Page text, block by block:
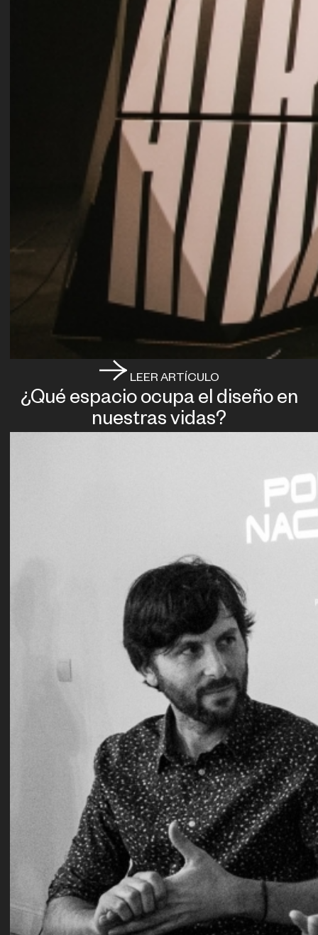
LEER ARTÍCULO
¿Qué espacio ocupa el diseño en
nuestras vidas?